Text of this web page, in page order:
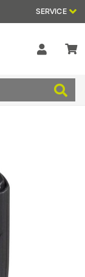
SERVICE